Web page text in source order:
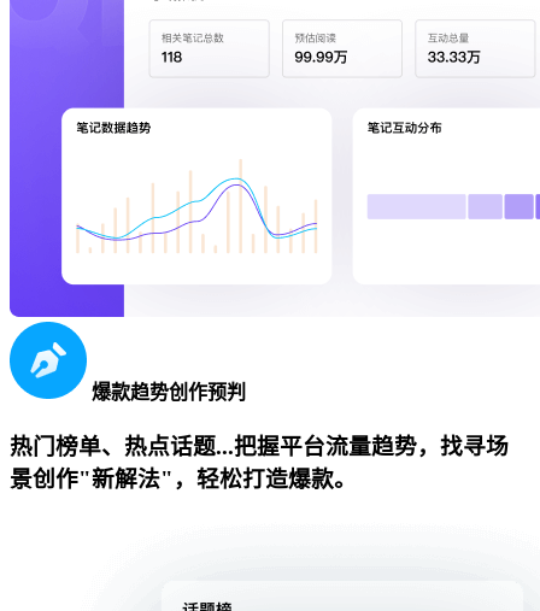
爆款趋势创作预判
热门榜单、热点话题...把握平台流量趋势，找寻场
景创作"新解法"，轻松打造爆款。